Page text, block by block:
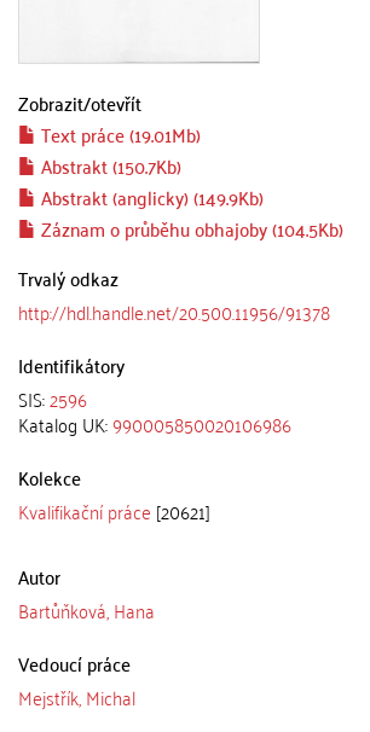
Zobrazit/otevřít
Text práce (19.01Mb)
Abstrakt (150.7Kb)
Abstrakt (anglicky) (149.9Kb)
Záznam o průběhu obhajoby (104.5Kb)
Trvalý odkaz
http://hdl.handle.net/20.500.11956/91378
Identifikátory
SIS:2596
Katalog UK:990005850020106986
Kolekce
Kvalifikační práce [20621]
Autor
Bartůňková, Hana
Vedoucí práce
Mejstřík, Michal